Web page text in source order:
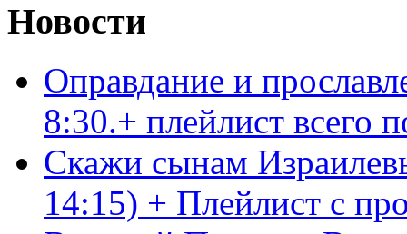
Новости
Оправдание и
8:30.+ плейлист
Скажи сынам
14:15) + Плейлист с